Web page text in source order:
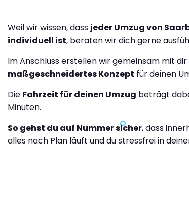
Weil wir wissen, dass jeder Umzug von
individuell ist, beraten wir dich gerne
Im Anschluss erstellen wir gemeinsam mit dir
maßgeschneidertes Konzept für deinen
Die Fahrzeit für deinen Umzug beträgt
Minuten.
So gehst du auf Nummer sicher, dass
alles nach Plan läuft und du stressfrei in